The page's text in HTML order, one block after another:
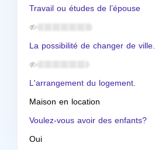
Travail ou études de l’épouse
La possibilité de changer de ville.
L'arrangement du logement.
Maison en location
Voulez-vous avoir des enfants?
Oui